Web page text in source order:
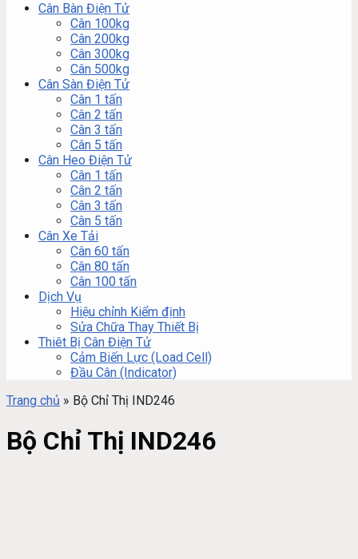
Cân Bàn Điện Tử
Cân 100kg
Cân 200kg
Cân 300kg
Cân 500kg
Cân Sàn Điện Tử
Cân 1 tấn
Cân 2 tấn
Cân 3 tấn
Cân 5 tấn
Cân Heo Điện Tử
Cân 1 tấn
Cân 2 tấn
Cân 3 tấn
Cân 5 tấn
Cân Xe Tải
Cân 60 tấn
Cân 80 tấn
Cân 100 tấn
Dịch Vụ
Hiệu chỉnh Kiểm định
Sửa Chữa Thay Thiết Bị
Thiêt Bị Cân Điện Tử
Cảm Biến Lực (Load Cell)
Đầu Cân (Indicator)
Trang chủ » Bộ Chỉ Thị IND246
Bộ Chỉ Thị IND246